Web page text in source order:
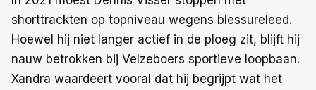
shorttrackten op topniveau wegens blessureleed.
Hoewel hij niet langer actief in de ploeg zit, blijft hij
nauw betrokken bij Velzeboers sportieve loopbaan.
Xandra waardeert vooral dat hij begrijpt wat het